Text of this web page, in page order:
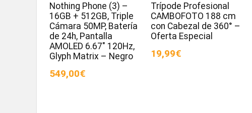
Nothing Phone (3) –
16GB + 512GB, Triple
Cámara 50MP, Batería
de 24h, Pantalla
AMOLED 6.67″ 120Hz,
Glyph Matrix – Negro
549,00€
Trípode Profesional
CAMBOFOTO 188 cm
con Cabezal de 360° –
Oferta Especial
19,99€